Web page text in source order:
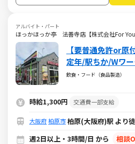
アルバイト・パート
ほっかほっか亭 法善寺店【株式会社For
【要普通免許or原
定年/駅ちか/Wワ
子育てが落ち着い
可能♪♪
飲食・フード（食品製造）
時給1,300円 交通費一部支給
大阪府柏原市柏原(大阪府)駅 より
週2日以上・3時間/日 から
相談